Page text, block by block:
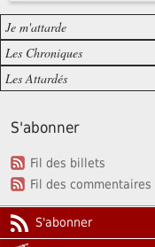
Je m'attarde
Les Chroniques
Les Attardés
S'abonner
Fil des billets
Fil des commentaires
S'abonner